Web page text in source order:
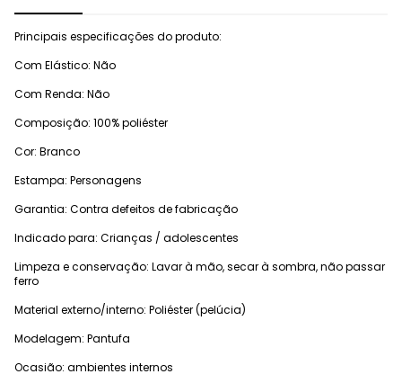
Principais especificações do produto:
Com Elástico: Não
Com Renda: Não
Composição: 100% poliéster
Cor: Branco
Estampa: Personagens
Garantia: Contra defeitos de fabricação
Indicado para: Crianças / adolescentes
Limpeza e conservação: Lavar à mão, secar à sombra, não passar
ferro
Material externo/interno: Poliéster (pelúcia)
Modelagem: Pantufa
Ocasião: ambientes internos